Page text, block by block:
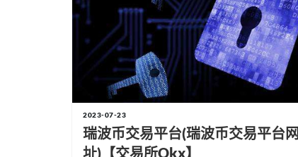
2023-07-23
瑞波币交易平台(瑞波币交易平台网
址)【交易所okx】